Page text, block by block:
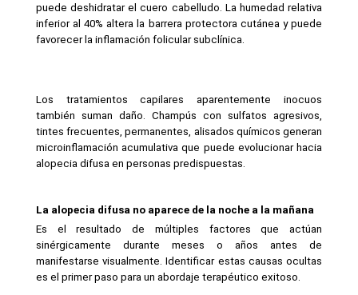
puede deshidratar el cuero cabelludo. La humedad relativa
inferior al 40% altera la barrera protectora cutánea y puede
favorecer la inflamación folicular subclínica.
Los tratamientos capilares aparentemente inocuos
también suman daño. Champús con sulfatos agresivos,
tintes frecuentes, permanentes, alisados químicos generan
microinflamación acumulativa que puede evolucionar hacia
alopecia difusa en personas predispuestas.
La alopecia difusa no aparece de la noche a la mañana
Es el resultado de múltiples factores que actúan
sinérgicamente durante meses o años antes de
manifestarse visualmente. Identificar estas causas ocultas
es el primer paso para un abordaje terapéutico exitoso.